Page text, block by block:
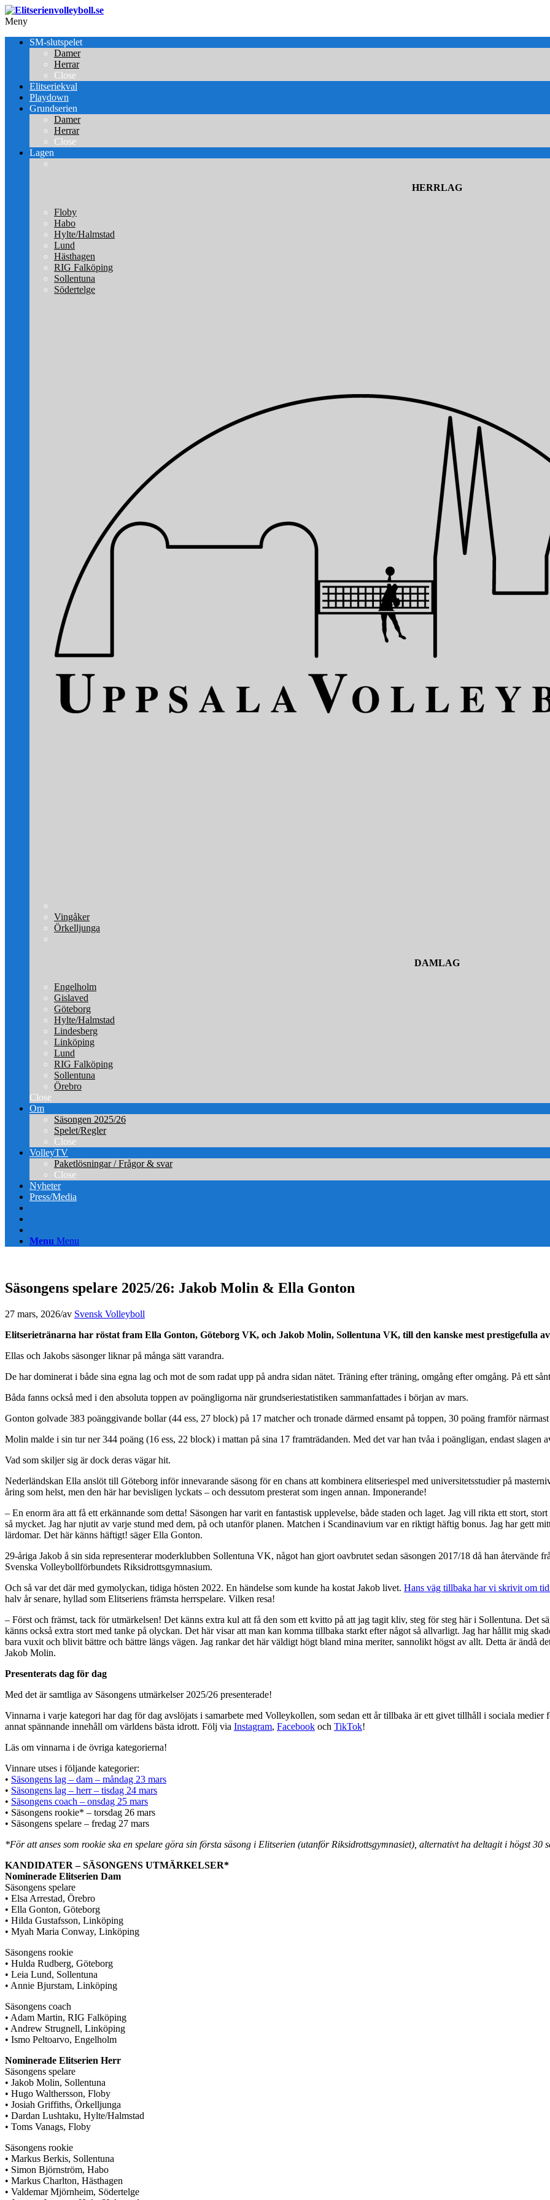
Meny
SM-slutspelet
Damer
Herrar
Close
Elitseriekval
Playdown
Grundserien
Damer
Herrar
Close
Lagen
HERRLAG
Floby
Habo
Hylte/Halmstad
Lund
Hästhagen
RIG Falköping
Sollentuna
Södertelge
Vingåker
Örkelljunga
DAMLAG
Engelholm
Gislaved
Göteborg
Hylte/Halmstad
Lindesberg
Linköping
Lund
RIG Falköping
Sollentuna
Örebro
Close
Om
Säsongen 2025/26
Spelet/Regler
Close
VolleyTV
Paketlösningar / Frågor & svar
Close
Nyheter
Press/Media
Menu Menu
Säsongens spelare 2025/26: Jakob Molin & Ella Gonton
27 mars, 2026/av Svensk Volleyboll
Elitserietränarna har röstat fram Ella Gonton, Göteborg VK, och Jakob Molin, Sollentuna VK, till den kanske mest prestigefulla av
Ellas och Jakobs säsonger liknar på många sätt varandra.
De har dominerat i både sina egna lag och mot de som radat upp på andra sidan nätet. Träning efter träning, omgång efter omgång. På ett
Båda fanns också med i den absoluta toppen av poängligorna när grundseriestatistiken sammanfattades i början av mars.
Gonton golvade 383 poänggivande bollar (44 ess, 27 block) på 17 matcher och tronade därmed ensamt på toppen, 30 poäng framför närmast
Molin malde i sin tur ner 344 poäng (16 ess, 22 block) i mattan på sina 17 framträdanden. Med det var han tvåa i poängligan, endast slagen
Vad som skiljer sig är dock deras vägar hit.
Nederländskan Ella anslöt till Göteborg inför innevarande säsong för en chans att kombinera elitseriespel med universitetsstudier på
åring som helst, men den här har bevisligen lyckats – och dessutom presterat som ingen annan. Imponerande!
– En enorm ära att få ett erkännande som detta! Säsongen har varit en fantastisk upplevelse, både staden och laget. Jag vill rikta ett stort,
så mycket. Jag har njutit av varje stund med dem, på och utanför planen. Matchen i Scandinavium var en riktigt häftig bonus. Jag har gett
lärdomar. Det här känns häftigt! säger Ella Gonton.
29-åriga Jakob å sin sida representerar moderklubben Sollentuna VK, något han gjort oavbrutet sedan säsongen 2017/18 då han återvände
Svenska Volleybollförbundets Riksidrottsgymnasium.
Och så var det där med gymolyckan, tidiga hösten 2022. En händelse som kunde ha kostat Jakob livet. Hans väg tillbaka har vi skrivit om
halv år senare, hyllad som Elitseriens främsta herrspelare. Vilken resa!
– Först och främst, tack för utmärkelsen! Det känns extra kul att få den som ett kvitto på att jag tagit kliv, steg för steg här i Sollentuna. Det
känns också extra stort med tanke på olyckan. Det här visar att man kan komma tillbaka starkt efter något så allvarligt. Jag har hållit mig
bara vuxit och blivit bättre och bättre längs vägen. Jag rankar det här väldigt högt bland mina meriter, sannolikt högst av allt. Detta är ändå
Jakob Molin.
Presenterats dag för dag
Med det är samtliga av Säsongens utmärkelser 2025/26 presenterade!
Vinnarna i varje kategori har dag för dag avslöjats i samarbete med Volleykollen, som sedan ett år tillbaka är ett givet tillhåll i sociala
annat spännande innehåll om världens bästa idrott. Följ via Instagram, Facebook och TikTok!
Läs om vinnarna i de övriga kategorierna!
Vinnare utses i följande kategorier:
• Säsongens lag – dam – måndag 23 mars
• Säsongens lag – herr – tisdag 24 mars
• Säsongens coach – onsdag 25 mars
• Säsongens rookie* – torsdag 26 mars
• Säsongens spelare – fredag 27 mars
*För att anses som rookie ska en spelare göra sin första säsong i Elitserien (utanför Riksidrottsgymnasiet), alternativt ha deltagit i högst 30
KANDIDATER – SÄSONGENS UTMÄRKELSER*
Nominerade Elitserien Dam
Säsongens spelare
• Elsa Arrestad, Örebro
• Ella Gonton, Göteborg
• Hilda Gustafsson, Linköping
• Myah Maria Conway, Linköping
Säsongens rookie
• Hulda Rudberg, Göteborg
• Leia Lund, Sollentuna
• Annie Bjurstam, Linköping
Säsongens coach
• Adam Martin, RIG Falköping
• Andrew Strugnell, Linköping
• Ismo Peltoarvo, Engelholm
Nominerade Elitserien Herr
Säsongens spelare
• Jakob Molin, Sollentuna
• Hugo Walthersson, Floby
• Josiah Griffiths, Örkelljunga
• Dardan Lushtaku, Hylte/Halmstad
• Toms Vanags, Floby
Säsongens rookie
• Markus Berkis, Sollentuna
• Simon Björnström, Habo
• Markus Charlton, Hästhagen
• Valdemar Mjörnheim, Södertelge